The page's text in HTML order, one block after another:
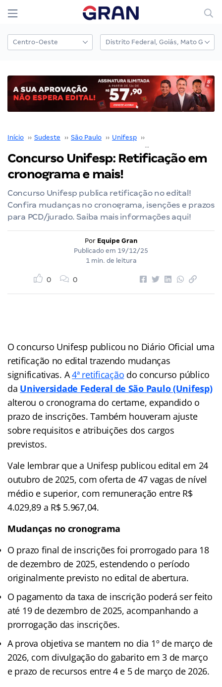
Início ›› Sudeste ›› São Paulo ›› Unifesp ››
Concurso Unifesp: Retificação em
cronograma e mais!
Concurso Unifesp publica retificação no edital!
Confira mudanças no cronograma, isenções e prazos
para PCD/jurado. Saiba mais informações aqui!
Por Equipe Gran
Publicado em 19/12/25
1 min. de leitura
0 0
O concurso Unifesp publicou no Diário Oficial uma
retificação no edital trazendo mudanças
significativas. A4ª retificação do concurso público
da Universidade Federal de São Paulo (Unifesp)
alterou o cronograma do certame, expandido o
prazo de inscrições. Também houveram ajuste
sobre requisitos e atribuições dos cargos
previstos.​
Vale lembrar que a Unifesp publicou edital em 24
outubro de 2025, com oferta de 47 vagas de nível
médio e superior, com remuneração entre R$
4.029,89 a R$ 5.967,04.
Mudanças no cronograma
O prazo final de inscrições foi prorrogado para 18
de dezembro de 2025, estendendo o período
originalmente previsto no edital de abertura.​
O pagamento da taxa de inscrição poderá ser feito
até 19 de dezembro de 2025, acompanhando a
prorrogação das inscrições.​
A prova objetiva se mantem no dia 1º de março de
2026, com divulgação do gabarito em 3 de março
e prazo de recursos entre 4 e 5 de março de 2026.​